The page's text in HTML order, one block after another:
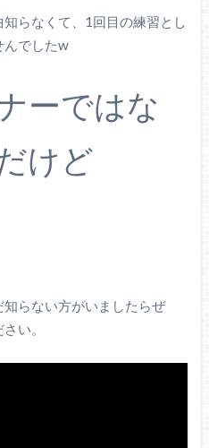
らなくて、1回目の練習とし
んでしたw
ーではな
けど
らない方がいましたらぜ
い。